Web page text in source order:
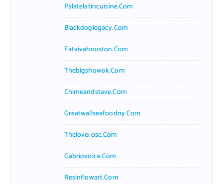
Palatelatincuisine.com
Blackdoglegacy.com
Eatvivahouston.com
Thebigshowok.com
Chimeandstave.com
Greatwallseafoodny.com
Theloverose.com
Gabriovoice.com
Resinflowart.com